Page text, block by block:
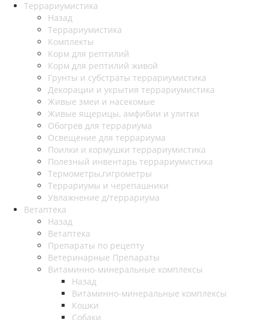
Террариумистика
Назад
Террариумистика
Комплекты
Корм для рептилий
Корм для рептилий живой
Грунты и субстраты террариумистика
Декорации и укрытия террариумистика
Живые змеи и насекомые
Живые ящерицы, амфибии и улитки
Обогрев для террариума
Освещение для террариума
Поилки и кормушки террариумистика
Полезный инвентарь террариумистика
Термометры,гигрометры
Террариумы и черепашники
Увлажнение д/террариума
Ветаптека
Назад
Ветаптека
Препараты по рецепту
Ветеринарные Препараты
Витаминно-минеральные комплексы
Назад
Витаминно-минеральные комплексы
Кошки
Собаки